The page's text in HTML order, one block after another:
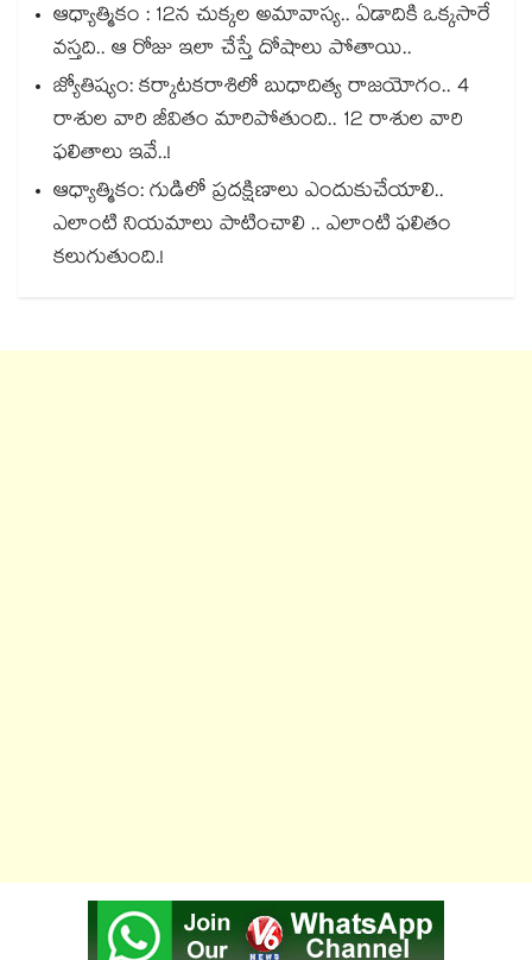
ఆధ్యాత్మికం : 12న చుక్కల అమావాస్య.. ఏడాదికి ఒక్కసారే
వస్తది.. ఆ రోజు ఇలా చేస్తే దోషాలు పోతాయి..
జ్యోతిష్యం: కర్కాటకరాశిలో బుధాదిత్య రాజయోగం.. 4
రాశుల వారి జీవితం మారిపోతుంది.. 12 రాశుల వారి
ఫలితాలు ఇవే..!
ఆధ్యాత్మికం: గుడిలో ప్రదక్షిణాలు ఎందుకుచేయాలి..
ఎలాంటి నియమాలు పాటించాలి .. ఎలాంటి ఫలితం
కలుగుతుంది.!